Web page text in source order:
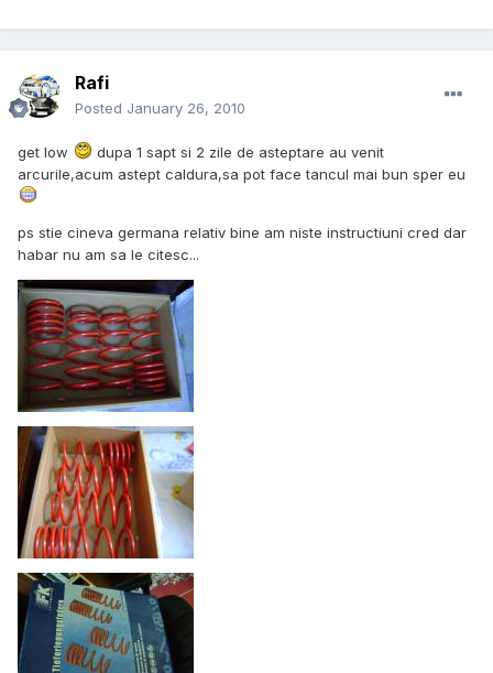
Rafi
Posted January 26, 2010
get low
dupa 1 sapt si 2 zile de asteptare au venit
arcurile,acum astept caldura,sa pot face tancul mai bun sper eu
ps stie cineva germana relativ bine am niste instructiuni cred dar
habar nu am sa le citesc...